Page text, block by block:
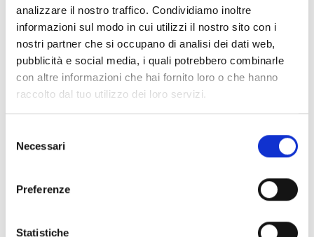
analizzare il nostro traffico. Condividiamo inoltre
informazioni sul modo in cui utilizzi il nostro sito con i
nostri partner che si occupano di analisi dei dati web,
pubblicità e social media, i quali potrebbero combinarle
con altre informazioni che hai fornito loro o che hanno
raccolto dal tuo utilizzo dei loro servizi.
delNecessari
Preferenze
Statistiche
Accessoires pour socles EB00 - Matériaux (47)
Accessoires pour les tests des détecteurs -
Matériaux(6)
Accessoires pour détecteurs Enea - Matériaux (35)
Accessoires Senseware
Accessoires de la série Industrial - Matériaux(17)